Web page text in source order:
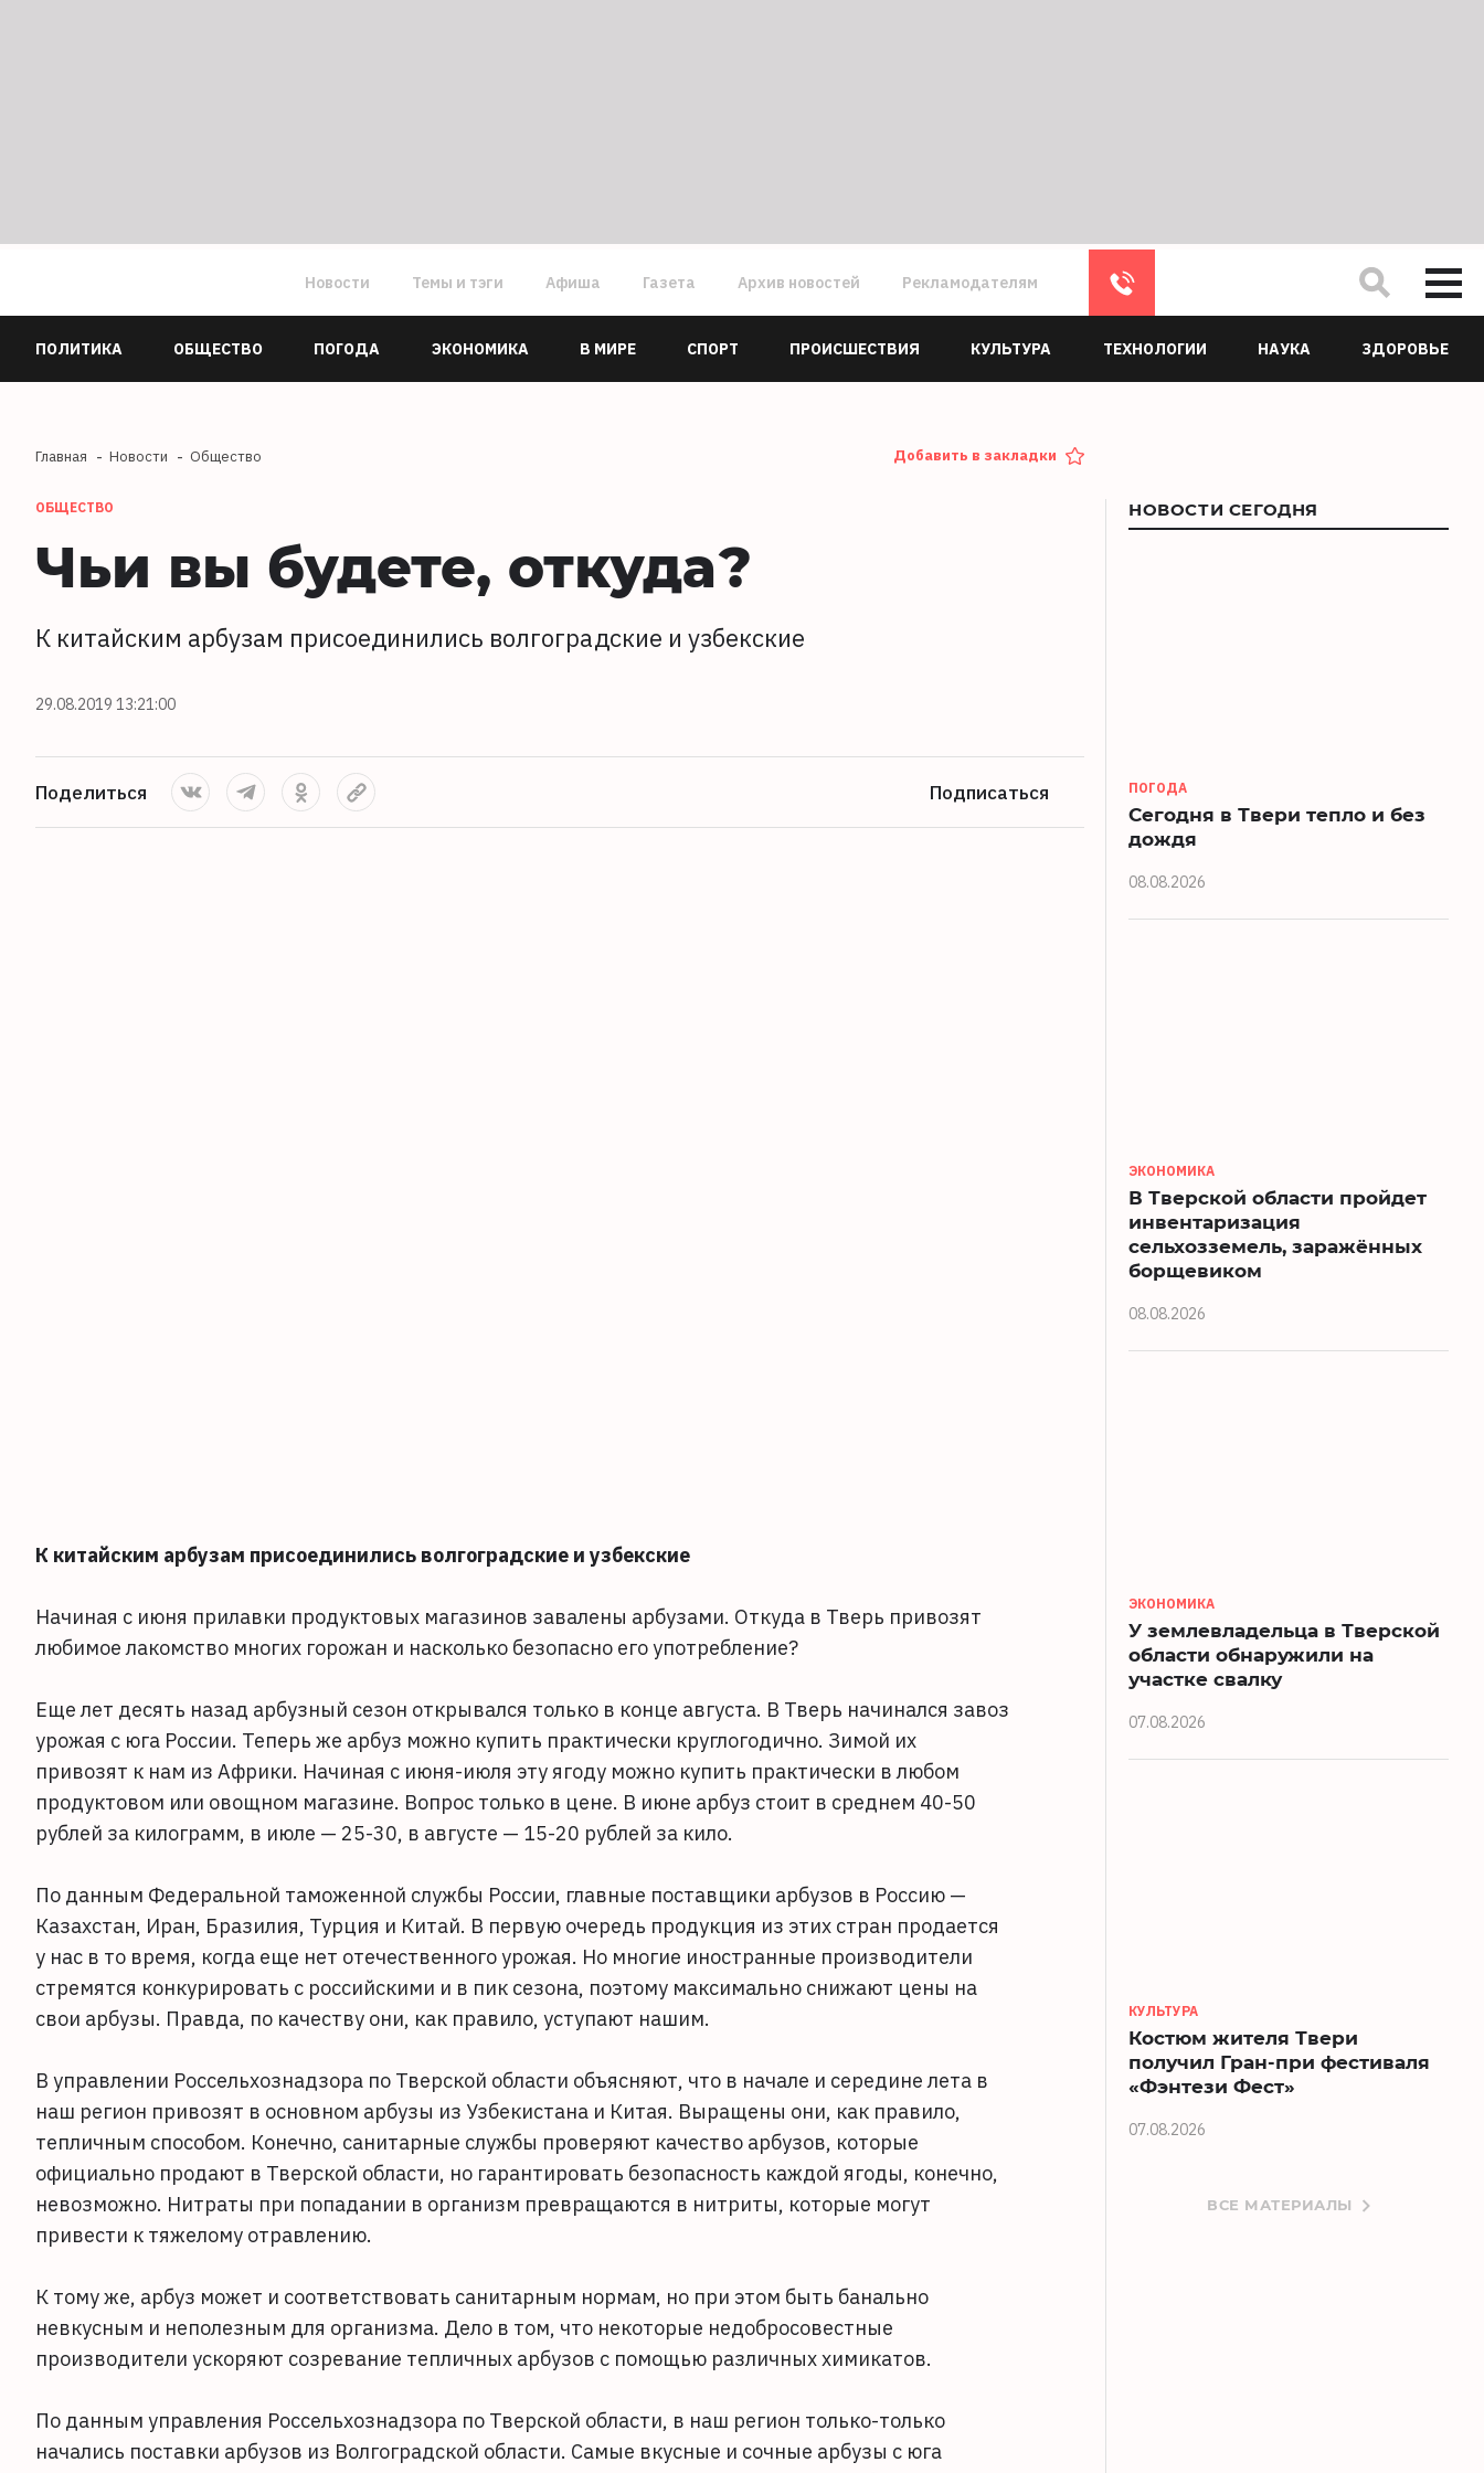
Новости Темы и тэги Афиша Газета Архив новостей Рекламодателям
ПОЛИТИКА ОБЩЕСТВО ПОГОДА ЭКОНОМИКА В МИРЕ СПОРТ ПРОИСШЕСТВИЯ КУЛЬТУРА ТЕХНОЛОГИИ НАУКА ЗДОРОВЬЕ
Главная Новости Общество Добавить в закладки
ОБЩЕСТВО
Чьи вы будете, откуда?
К китайским арбузам присоединились волгоградские и узбекские
29.08.2019 13:21:00
Поделиться Подписаться
К китайским арбузам присоединились волгоградские и узбекские
Начиная с июня прилавки продуктовых магазинов завалены арбузами. Откуда в Тверь привозят
любимое лакомство многих горожан и насколько безопасно его употребление?
Еще лет десять назад арбузный сезон открывался только в конце августа. В Тверь начинался завоз
урожая с юга России. Теперь же арбуз можно купить практически круглогодично. Зимой их
привозят к нам из Африки. Начиная с июня-июля эту ягоду можно купить практически в любом
продуктовом или овощном магазине. Вопрос только в цене. В июне арбуз стоит в среднем 40-50
рублей за килограмм, в июле — 25-30, в августе — 15-20 рублей за кило.
По данным Федеральной таможенной службы России, главные поставщики арбузов в Россию —
Казахстан, Иран, Бразилия, Турция и Китай. В первую очередь продукция из этих стран продается
у нас в то время, когда еще нет отечественного урожая. Но многие иностранные производители
стремятся конкурировать с российскими и в пик сезона, поэтому максимально снижают цены на
свои арбузы. Правда, по качеству они, как правило, уступают нашим.
В управлении Россельхознадзора по Тверской области объясняют, что в начале и середине лета в
наш регион привозят в основном арбузы из Узбекистана и Китая. Выращены они, как правило,
тепличным способом. Конечно, санитарные службы проверяют качество арбузов, которые
официально продают в Тверской области, но гарантировать безопасность каждой ягоды, конечно,
невозможно. Нитраты при попадании в организм превращаются в нитриты, которые могут
привести к тяжелому отравлению.
К тому же, арбуз может и соответствовать санитарным нормам, но при этом быть банально
невкусным и неполезным для организма. Дело в том, что некоторые недобросовестные
производители ускоряют созревание тепличных арбузов с помощью различных химикатов.
По данным управления Россельхознадзора по Тверской области, в наш регион только-только
начались поставки арбузов из Волгоградской области. Самые вкусные и сочные арбузы с юга
НОВОСТИ СЕГОДНЯ
ПОГОДА
Сегодня в Твери тепло и без
дождя
08.08.2026
ЭКОНОМИКА
В Тверской области пройдет
инвентаризация
сельхозземель, заражённых
борщевиком
08.08.2026
ЭКОНОМИКА
У землевладельца в Тверской
области обнаружили на
участке свалку
07.08.2026
КУЛЬТУРА
Костюм жителя Твери
получил Гран-при фестиваля
«Фэнтези Фест»
07.08.2026
ВСЕ МАТЕРИАЛЫ